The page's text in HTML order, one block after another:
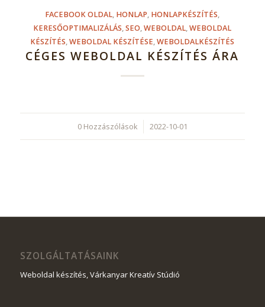
FACEBOOK OLDAL, HONLAP, HONLAPKÉSZÍTÉS,
KERESŐOPTIMALIZÁLÁS,SEO,WEBOLDAL,WEBOLDAL
KÉSZÍTÉS,WEBOLDAL KÉSZÍTÉSE,WEBOLDALKÉSZÍTÉS
CÉGES WEBOLDAL KÉSZÍTÉS ÁRA
0 Hozzászólások
/ 2022-10-01
SZOLGÁLTATÁSAINK
Weboldal készítés, Várkanyar Kreatív Stúdió